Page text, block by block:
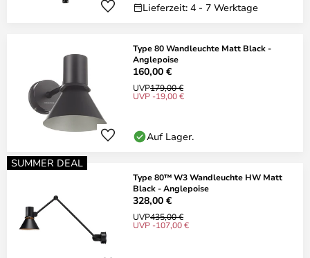
Lieferzeit: 4 - 7 Werktage
Type 80 Wandleuchte Matt Black -
Anglepoise
160,00 €
UVP179,00 €
UVP -19,00 €
Auf Lager.
SUMMER DEAL
Type 80™ W3 Wandleuchte HW Matt
Black - Anglepoise
328,00 €
UVP435,00 €
UVP -107,00 €